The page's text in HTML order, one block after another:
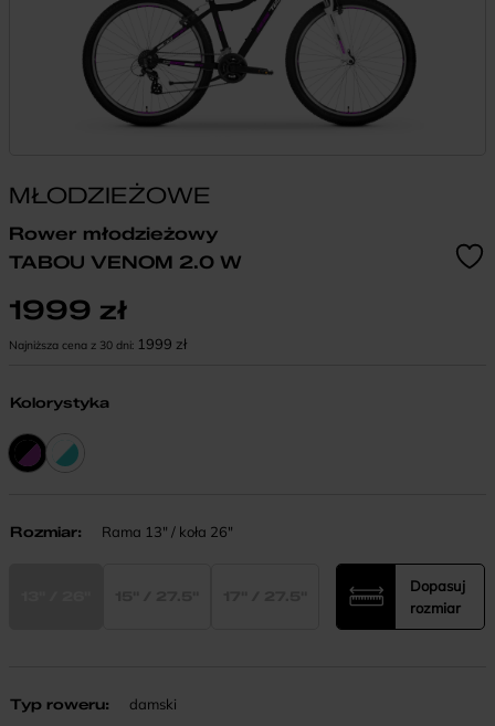
MŁODZIEŻOWE
Rower młodzieżowy
TABOU VENOM 2.0 W
1999 zł
Najniższa cena z 30 dni: 1999 zł
Kolorystyka
Rozmiar: Rama 13" / koła 26"
Dopasuj
rozmiar
Typ roweru: damski